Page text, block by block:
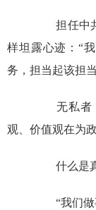
担任中共
样坦露心迹：“
务，担当起该担
无私者，
观、价值观在为
什么是真
“我们做事